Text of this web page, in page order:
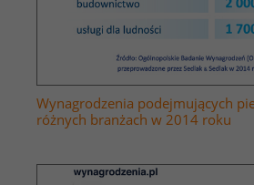
Wynagrodzenia podejmujących
różnych branżach w 2014 roku